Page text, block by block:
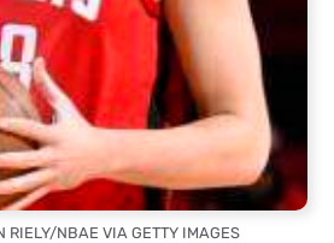
RIELY/NBAE VIA GETTY IMAGES